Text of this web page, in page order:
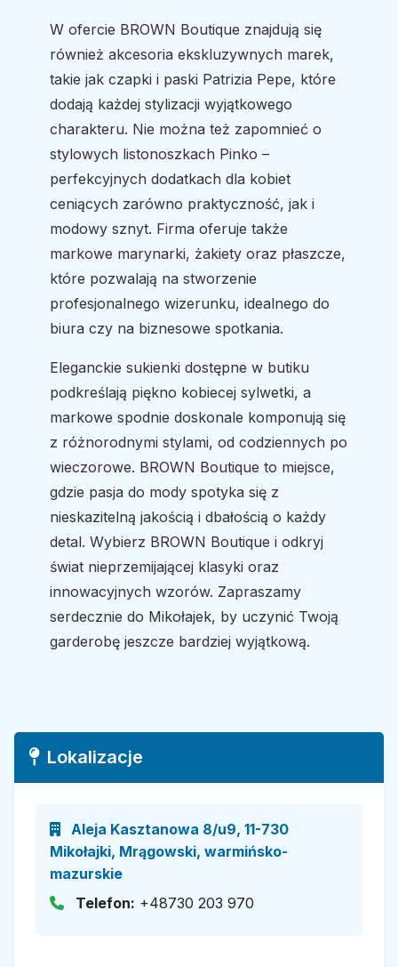
W ofercie BROWN Boutique znajdują się
również akcesoria ekskluzywnych marek,
takie jak czapki i paski Patrizia Pepe, które
dodają każdej stylizacji wyjątkowego
charakteru. Nie można też zapomnieć o
stylowych listonoszkach Pinko –
perfekcyjnych dodatkach dla kobiet
ceniących zarówno praktyczność, jak i
modowy sznyt. Firma oferuje także
markowe marynarki, żakiety oraz płaszcze,
które pozwalają na stworzenie
profesjonalnego wizerunku, idealnego do
biura czy na biznesowe spotkania.
Eleganckie sukienki dostępne w butiku
podkreślają piękno kobiecej sylwetki, a
markowe spodnie doskonale komponują się
z różnorodnymi stylami, od codziennych po
wieczorowe. BROWN Boutique to miejsce,
gdzie pasja do mody spotyka się z
nieskazitelną jakością i dbałością o każdy
detal. Wybierz BROWN Boutique i odkryj
świat nieprzemijającej klasyki oraz
innowacyjnych wzorów. Zapraszamy
serdecznie do Mikołajek, by uczynić Twoją
garderobę jeszcze bardziej wyjątkową.
Lokalizacje
Aleja Kasztanowa 8/u9, 11-730
Mikołajki, Mrągowski, warmińsko-
mazurskie
Telefon: +48730 203 970